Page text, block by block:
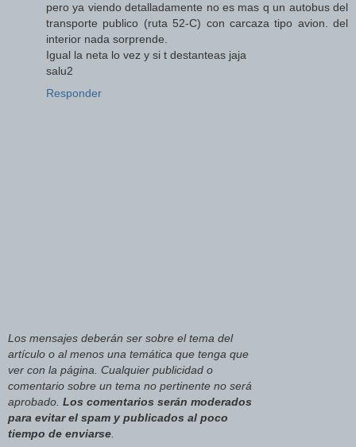
pero ya viendo detalladamente no es mas q un autobus del
transporte publico (ruta 52-C) con carcaza tipo avion. del
interior nada sorprende.
Igual la neta lo vez y si t destanteas jaja
salu2
Responder
Los mensajes deberán ser sobre el tema del
artículo o al menos una temática que tenga que
ver con la página. Cualquier publicidad o
comentario sobre un tema no pertinente no será
aprobado. Los comentarios serán moderados
para evitar el spam y publicados al poco
tiempo de enviarse